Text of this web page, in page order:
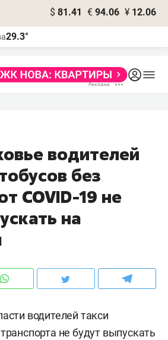
$ 81.41 € 94.06 ¥ 12.06
29.3°
водителей
без
COVID-19 не
на
водителей такси
не будут выпускать